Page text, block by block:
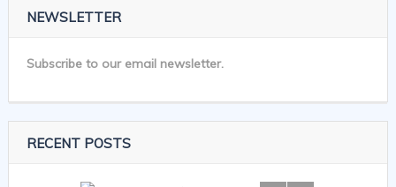
NEWSLETTER
Subscribe to our email newsletter.
RECENT POSTS